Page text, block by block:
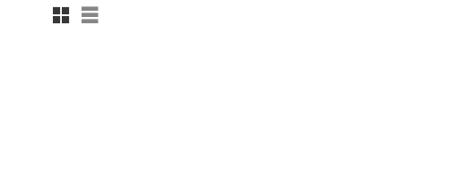
Rutnätsvy
Listvy